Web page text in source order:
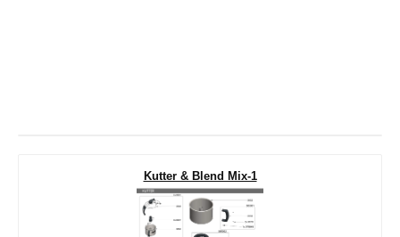
Kutter & Blend Mix-1